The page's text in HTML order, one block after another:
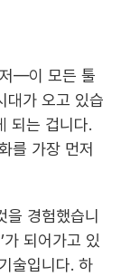
—이 모든 툴
대가 오고 있습
되는 겁니다.
를 가장 먼저
경험했습니
가 되어가고 있
술입니다. 하